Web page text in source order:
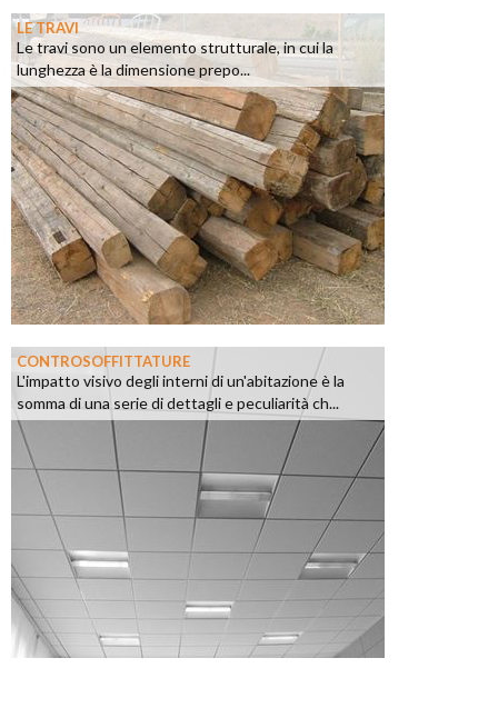
LE TRAVI
Le travi sono un elemento strutturale, in cui la
lunghezza è la dimensione prepo...
CONTROSOFFITTATURE
L'impatto visivo degli interni di un'abitazione è la
somma di una serie di dettagli e peculiarità ch...